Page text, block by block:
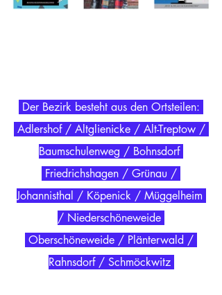
Der Bezirk besteht aus den Ortsteilen:
Baumschulenweg / Bohnsdorf
Johannisthal / Köpenick / Müggelheim
/ Niederschöneweide
Rahnsdorf / Schmöckwitz